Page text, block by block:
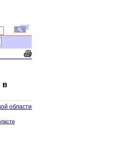
в
области